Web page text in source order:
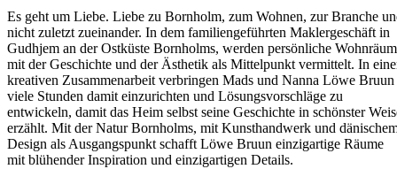
Es geht um Liebe. Liebe zu Bornholm, zum Wohnen, zur Branche
nicht zuletzt zueinander. In dem familiengeführten Maklergeschäft in
Gudhjem an der Ostküste Bornholms, werden persönliche
mit der Geschichte und der Ästhetik als Mittelpunkt vermittelt. In
kreativen Zusammenarbeit verbringen Mads und Nanna Löwe Bruun
viele Stunden damit einzurichten und Lösungsvorschläge zu
entwickeln, damit das Heim selbst seine Geschichte in schönster
erzählt. Mit der Natur Bornholms, mit Kunsthandwerk und
Design als Ausgangspunkt schafft Löwe Bruun einzigartige Räume
mit blühender Inspiration und einzigartigen Details.